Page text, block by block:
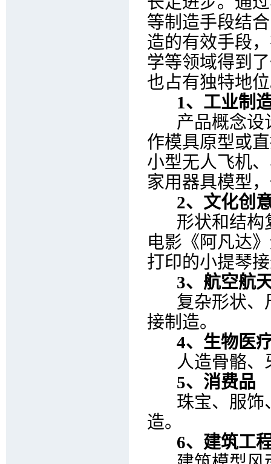
等制造手段结
造的有效手段
学等领域得到
也占有独特地
1、工业制
产品概念设
作模具原型或
小型无人飞机
家用器具模型
2、文化创
形状和结构
电影《阿凡达
打印的小提琴
3、航空航
复杂形状、
接制造。
4、生物医
人造骨骼、
5、消费品
珠宝、服饰
造。
6、建筑工